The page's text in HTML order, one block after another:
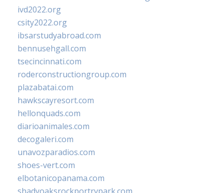
ivd2022.org
csity2022.org
ibsarstudyabroad.com
bennusehgall.com
tsecincinnati.com
roderconstructiongroup.com
plazabatai.com
hawkscayresort.com
hellonquads.com
diarioanimales.com
decogaleri.com
unavozparadios.com
shoes-vert.com
elbotanicopanama.com